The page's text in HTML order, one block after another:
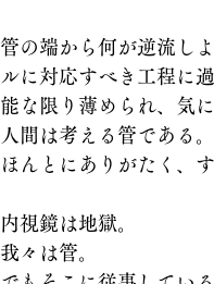
管の端から何が逆流し
ルに対応すべき工程に
能な限り薄められ、気
人間は考える管である。
ほんとにありがたく、
内視鏡は地獄。
我々は管。